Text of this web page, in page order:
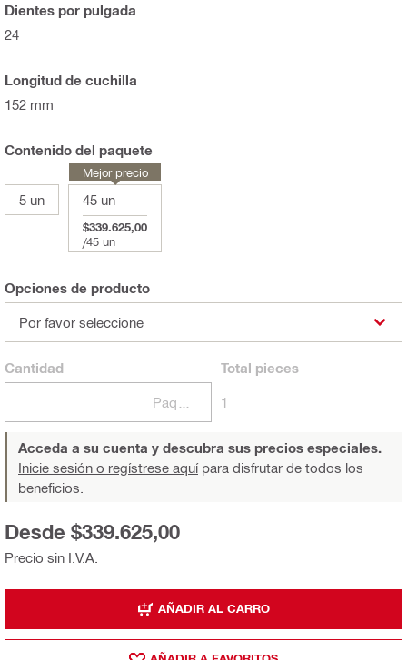
Dientes por pulgada
24
Longitud de cuchilla
152 mm
Contenido del paquete
5 un 45 un
$339.625,00
/45 un
Mejor precio
Opciones de producto
Por favor seleccione
Cantidad Total pieces
1
Acceda a su cuenta y descubra sus precios especiales.
Inicie sesión o regístrese aquípara disfrutar de todos los
beneficios.
Precio sin I.V.A.
Desde $339.625,00
AÑADIR AL CARRO